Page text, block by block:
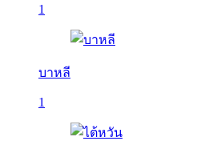
1
บาหลี
1